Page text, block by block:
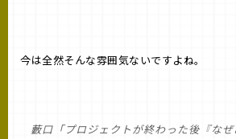
今は全然そんな雰囲気ないですよね。
藪口「プロジェクトが終わった後『な